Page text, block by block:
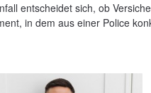
entscheidet sich, ob
in dem aus einer Police